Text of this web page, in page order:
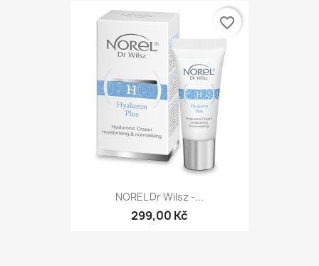
NOREL Dr Wilsz -...
299,00 Kč
favorite_border